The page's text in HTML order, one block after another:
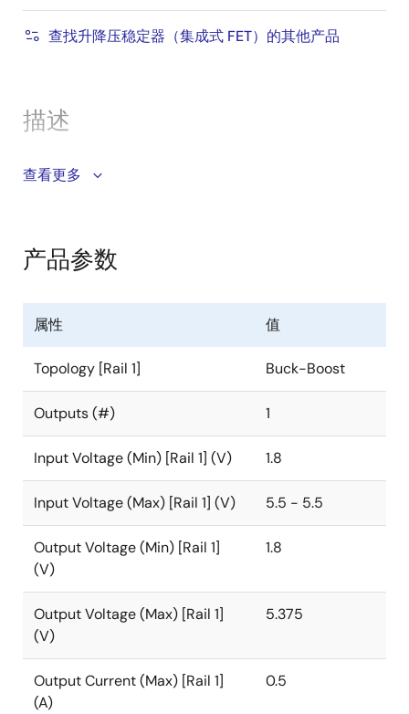
查找升降压稳定器（集成式 FET）的其他产品
描述
The ISL9122A is a highly integrated non-inverting
current consumption of 1300nA in Regulation mode,
mode. It provides 84% efficiency at 10µA load (V =
3.6V, V
= 3.3V) and has a peak efficiency greater
The ISL9122A has automatic bypass functionality for
situations in which the input voltage is close to the
output voltage, and it automatically transitions
between Buck and Boost modes without significant
output disturbance. In addition to the automatic
bypass functionality, the Forced Bypass power-
saving mode can be chosen if voltage regulation is not
required. Forced Bypass power saving mode is
accessible using the I
The ISL9122A is capable of delivering up to 500mA of
output current (V
excellent efficiency because of its adaptive frequency
hysteretic control architecture.
查看更多
产品参数
属性 值
Topology [Rail 1] Buck-Boost
Outputs (#) 1
Input Voltage (Min) [Rail 1] (V) 1.8
Input Voltage (Max) [Rail 1] (V) 5.5 - 5.5
Output Voltage (Min) [Rail 1]
(V)
1.8
Output Voltage (Max) [Rail 1]
(V)
5.375
Output Current (Max) [Rail 1]
(A)
0.5